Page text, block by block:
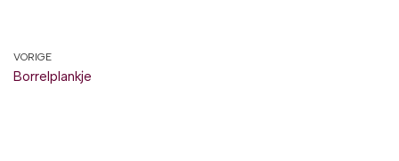
VORIGE
Borrelplankje